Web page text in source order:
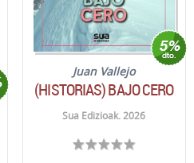
Juan Vallejo
(HISTORIAS) BAJO CERO
Sua Edizioak. 2026